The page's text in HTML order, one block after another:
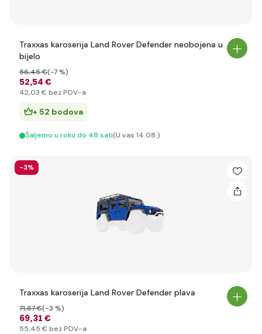
Traxxas karoserija Land Rover Defender neobojena u
bijelo
52,54 €
56,45 €(-7 %)
42,03 € bez PDV-a
+ 52 bodova
Šaljemo u roku do 48 sati(U vas 14.08.)
-3%
Traxxas karoserija Land Rover Defender plava
69,31 €
71,67 €(-3 %)
55,45 € bez PDV-a